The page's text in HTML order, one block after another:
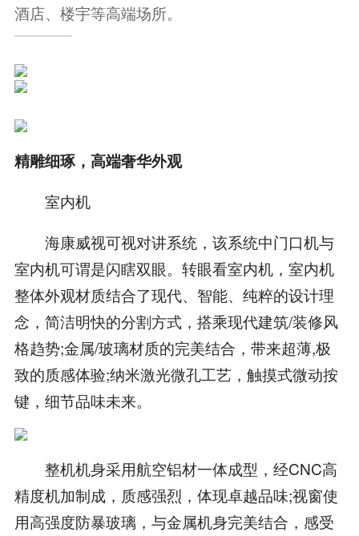
酒店、楼宇等高端场所。
精雕细琢，高端奢华外观
室内机
海康威视可视对讲系统，该系统中门口机与
室内机可谓是闪瞎双眼。转眼看室内机，室内机
整体外观材质结合了现代、智能、纯粹的设计理
念，简洁明快的分割方式，搭乘现代建筑/装修风
格趋势;金属/玻璃材质的完美结合，带来超薄,极
致的质感体验;纳米激光微孔工艺，触摸式微动按
键，细节品味未来。
整机机身采用航空铝材一体成型，经CNC高
精度机加制成，质感强烈，体现卓越品味;视窗使
用高强度防暴玻璃，与金属机身完美结合，感受